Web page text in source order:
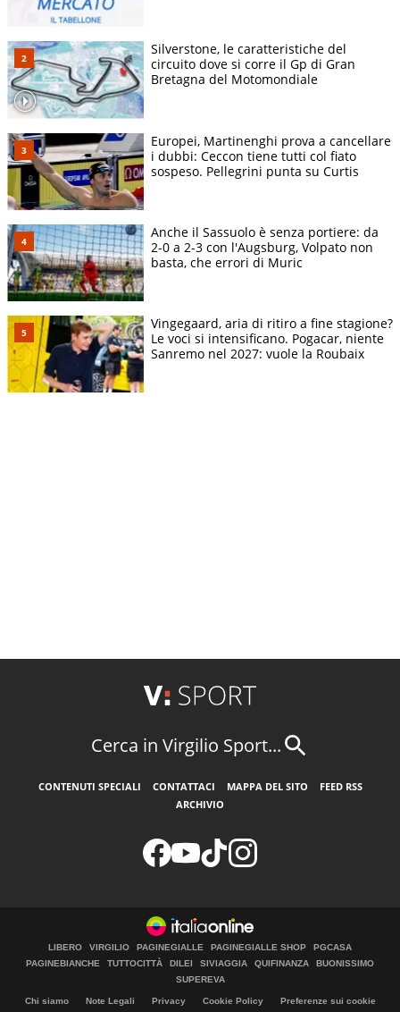
Silverstone, le caratteristiche del
circuito dove si corre il Gp di Gran
Bretagna del Motomondiale
Europei, Martinenghi prova a cancellare
i dubbi: Ceccon tiene tutti col fiato
sospeso. Pellegrini punta su Curtis
Anche il Sassuolo è senza portiere: da
2-0 a 2-3 con l'Augsburg, Volpato non
basta, che errori di Muric
Vingegaard, aria di ritiro a fine stagione?
Le voci si intensificano. Pogacar, niente
Sanremo nel 2027: vuole la Roubaix
Cerca in Virgilio Sport...
CONTENUTI SPECIALI CONTATTACI MAPPA DEL SITO
FEED RSS
ARCHIVIO
LIBERO VIRGILIO PAGINEGIALLE PAGINEGIALLE SHOP
PGCASA
PAGINEBIANCHE
TUTTOCITTÀ DILEI SIVIAGGIA QUIFINANZA
BUONISSIMO
SUPEREVA
Chi siamo Note Legali Privacy Cookie Policy
Preferenze sui cookie